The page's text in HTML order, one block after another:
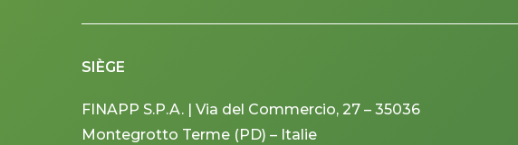
SIÈGE
FINAPP S.P.A. | Via del Commercio, 27 – 35036
Montegrotto Terme (PD) – Italie